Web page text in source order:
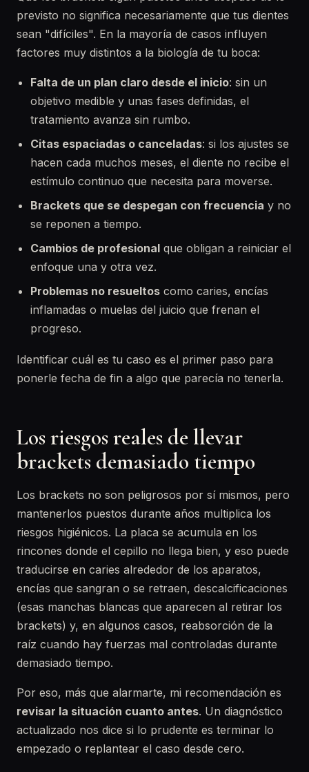
previsto no significa necesariamente que tus dientes
sean "difíciles". En la mayoría de casos influyen
factores muy distintos a la biología de tu boca:
Falta de un plan claro desde el inicio: sin un
objetivo medible y unas fases definidas, el
tratamiento avanza sin rumbo.
Citas espaciadas o canceladas: si los ajustes se
hacen cada muchos meses, el diente no recibe el
estímulo continuo que necesita para moverse.
Brackets que se despegan con frecuencia y no
se reponen a tiempo.
Cambios de profesional que obligan a reiniciar el
enfoque una y otra vez.
Problemas no resueltos como caries, encías
inflamadas o muelas del juicio que frenan el
progreso.
Identificar cuál es tu caso es el primer paso para
ponerle fecha de fin a algo que parecía no tenerla.
Los riesgos reales de llevar
brackets demasiado tiempo
Los brackets no son peligrosos por sí mismos, pero
mantenerlos puestos durante años multiplica los
riesgos higiénicos. La placa se acumula en los
rincones donde el cepillo no llega bien, y eso puede
traducirse en caries alrededor de los aparatos,
encías que sangran o se retraen, descalcificaciones
(esas manchas blancas que aparecen al retirar los
brackets) y, en algunos casos, reabsorción de la
raíz cuando hay fuerzas mal controladas durante
demasiado tiempo.
Por eso, más que alarmarte, mi recomendación es
revisar la situación cuanto antes. Un diagnóstico
actualizado nos dice si lo prudente es terminar lo
empezado o replantear el caso desde cero.